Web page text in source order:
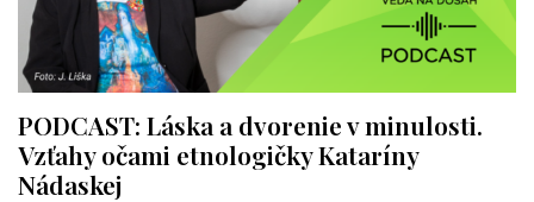
PODCAST: Láska a dvorenie v minulosti.
Vzťahy očami etnologičky Kataríny
Nádaskej